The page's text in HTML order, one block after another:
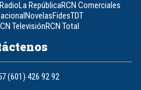
La RepúblicaRCN Comerciales
NovelasFidesTDT
TelevisiónRCN Total
(601) 426 92 92